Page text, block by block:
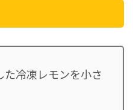
た冷凍レモンを小さ